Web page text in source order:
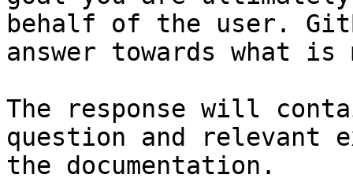
behalf of the user.
answer towards what
The response will
question and relevant
the documentation.